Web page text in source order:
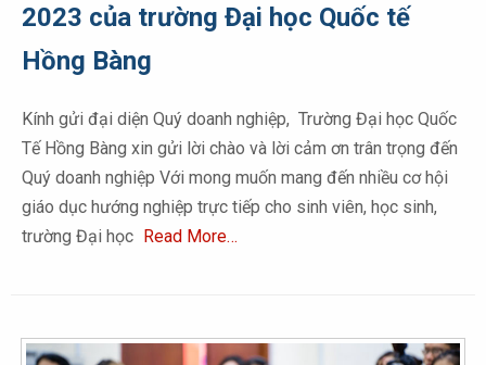
2023 của trường Đại học Quốc tế
Hồng Bàng
Kính gửi đại diện Quý doanh nghiệp, Trường Đại học Quốc
Tế Hồng Bàng xin gửi lời chào và lời cảm ơn trân trọng đến
Quý doanh nghiệp Với mong muốn mang đến nhiều cơ hội
giáo dục hướng nghiệp trực tiếp cho sinh viên, học sinh,
trường Đại học Read More…